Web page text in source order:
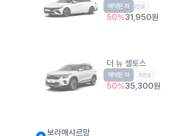
준중형 5인승
50%31,950원
예약된 차
더 뉴 셀토스
소형SUV 5인승
50%35,300원
예약된 차
보라매샤르망